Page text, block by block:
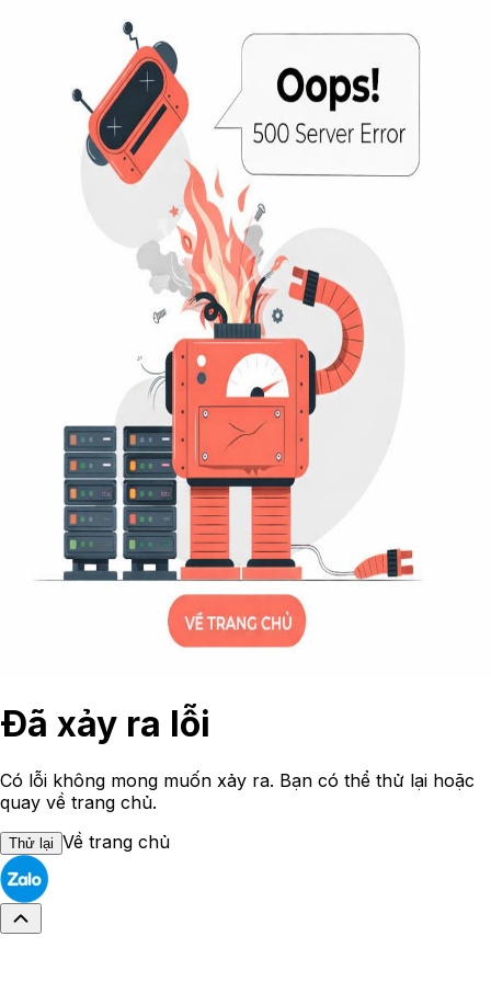
Đã xảy ra lỗi
Có lỗi không mong muốn xảy ra. Bạn có thể thử lại hoặc
quay về trang chủ.
Thử lại Về trang chủ